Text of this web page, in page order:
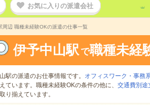
お気に入りの派遣会社
周辺 職種未経験OKの派遣の仕事一覧
伊予中山駅 で職種未経
駅の派遣のお仕事情報です。 オフィスワーク・事務
ています。職種未経験OKの条件の他に、 交通費別途
り揃えています。